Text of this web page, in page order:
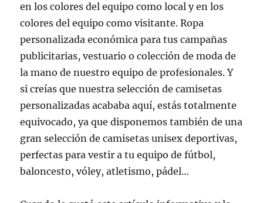
en los colores del equipo como local y en los
colores del equipo como visitante. Ropa
personalizada económica para tus campañas
publicitarias, vestuario o colección de moda de
la mano de nuestro equipo de profesionales. Y
si creías que nuestra selección de camisetas
personalizadas acababa aquí, estás totalmente
equivocado, ya que disponemos también de una
gran selección de camisetas unisex deportivas,
perfectas para vestir a tu equipo de fútbol,
baloncesto, vóley, atletismo, pádel…